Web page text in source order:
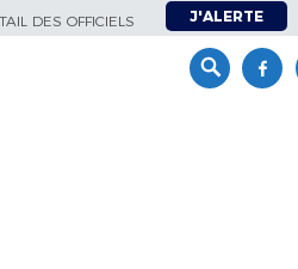
DES OFFICIELS J'ALERTE